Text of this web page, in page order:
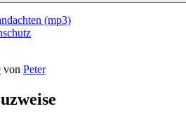
(mp3)
von Peter